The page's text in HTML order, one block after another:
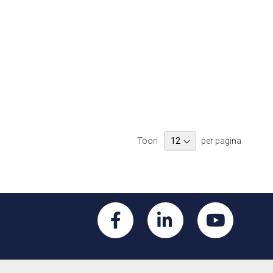
Toon per pagina